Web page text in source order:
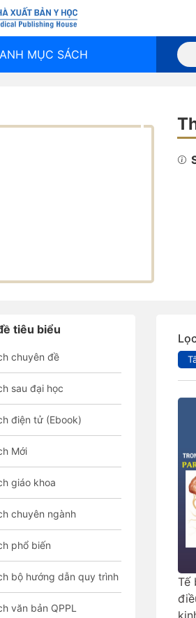
MỤC SÁCH
tiêu biểu
chuyên đề
sau đại học
điện tử (Ebook)
Mới
giáo khoa
chuyên ngành
phổ biến
bộ hướng dẫn quy trình
văn bản QPPL
Tế